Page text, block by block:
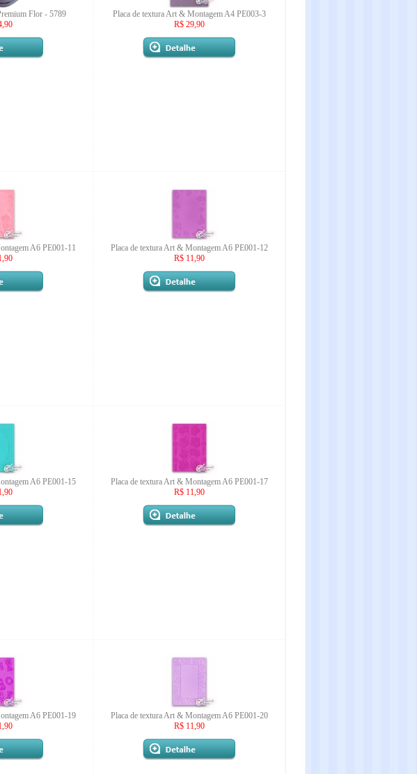
Flor - 5789
Placa de textura Art & Montagem A4 PE003-3
R$ 29,90
A6 PE001-11
Placa de textura Art & Montagem A6 PE001-12
R$ 11,90
A6 PE001-15
Placa de textura Art & Montagem A6 PE001-17
R$ 11,90
A6 PE001-19
Placa de textura Art & Montagem A6 PE001-20
R$ 11,90